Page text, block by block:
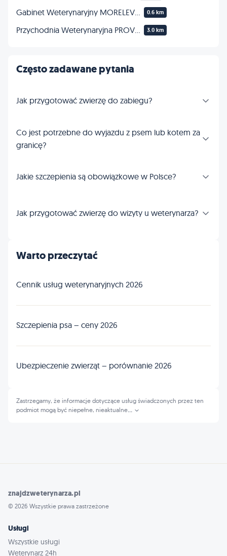
0.6 km
3.0 km
Często zadawane pytania
Jak przygotować zwierzę do zabiegu?
Co jest potrzebne do wyjazdu z psem lub kotem za
granicę?
Jakie szczepienia są obowiązkowe w Polsce?
Jak przygotować zwierzę do wizyty u weterynarza?
Warto przeczytać
Cennik usług weterynaryjnych 2026
Szczepienia psa – ceny 2026
Ubezpieczenie zwierząt – porównanie 2026
Zastrzegamy, że informacje dotyczące usług świadczonych przez ten
podmiot mogą być niepełne, nieaktualne
znajdzweterynarza.pl
© 2026 Wszystkie prawa zastrzeżone
Usługi
Wszystkie usługi
Weterynarz 24h